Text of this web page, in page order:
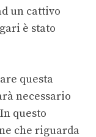
un cattivo
è stato
questa
necessario
questo
che riguarda